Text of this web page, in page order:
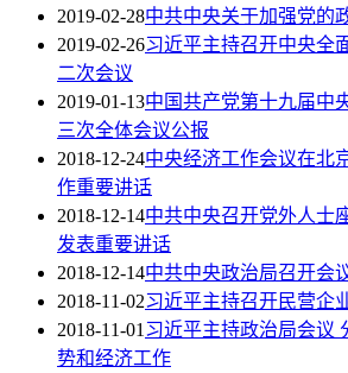
2019-02-28中共中央关于加强党的
2019-02-26习近平主持召开中央全
二次会议
2019-01-13中国共产党第十九届中
三次全体会议公报
2018-12-24中央经济工作会议在北
作重要讲话
2018-12-14中共中央召开党外人士
发表重要讲话
2018-12-14中共中央政治局召开会
2018-11-02习近平主持召开民营企
2018-11-01习近平主持政治局会议
势和经济工作